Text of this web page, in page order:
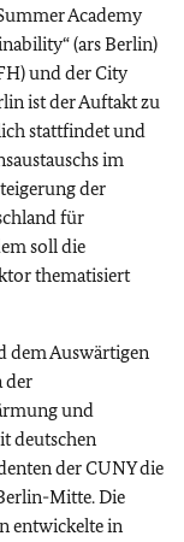
Academy
(ars Berlin)
und der City
ist der Auftakt zu
stattfindet und
im
der
für
soll die
thematisiert
dem Auswärtigen
der
und
deutschen
der CUNY die
Mitte. Die
entwickelte in